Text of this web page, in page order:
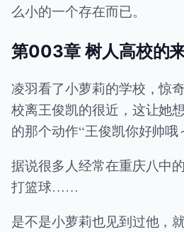
么小的一个存在而已。
第003章 树人高校的
凌羽看了小萝莉的学校，惊
校离王俊凯的很近，这让她
的那个动作“王俊凯你好帅哦
据说很多人经常在重庆八中
打篮球……
是不是小萝莉也见到过他，